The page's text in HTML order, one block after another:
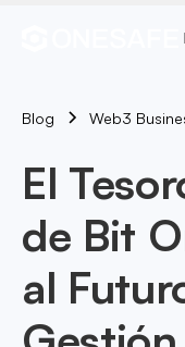
Blog Web3
El
de Bit
al